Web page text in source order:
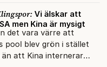
med lån.
Vi älskar att
men Kina är mysigt
det vara värre att
pool blev grön i stället
att Kina internerar